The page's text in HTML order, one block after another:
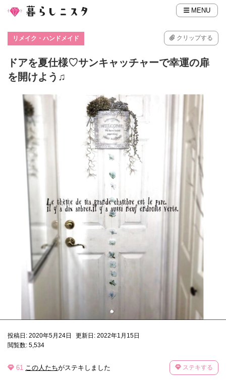
MENU
リメイク・ハンドメイド クリップする
ドアを夏仕様♡サンキャッチャーで幸運の扉
を開けよう♫
投稿日: 2020年5月24日
更新日: 2022年1月15日
閲覧数: 5,534
61 この人たちがステキしました ステキする